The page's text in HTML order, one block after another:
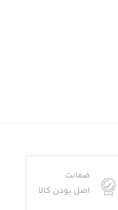
ضمانت
اصل بودن کالا